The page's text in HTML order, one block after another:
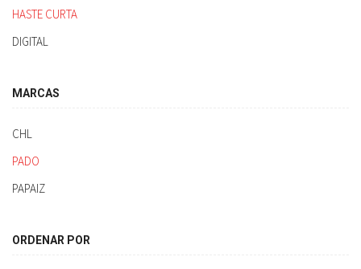
HASTE CURTA
DIGITAL
MARCAS
CHL
PADO
PAPAIZ
ORDENAR POR